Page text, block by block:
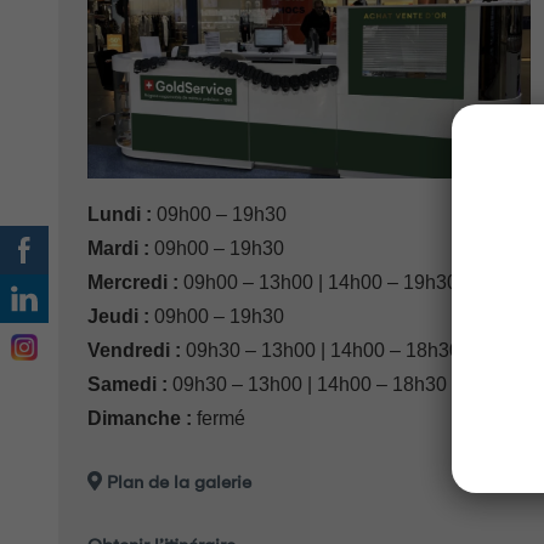
Lundi : 09h00 – 19h30
Mardi : 09h00 – 19h30
Mercredi : 09h00 – 13h00 | 14h00 – 19h30
Jeudi : 09h00 – 19h30
Vendredi : 09h30 – 13h00 | 14h00 – 18h30
Samedi : 09h30 – 13h00 | 14h00 – 18h30
Dimanche : fermé
Plan de la galerie